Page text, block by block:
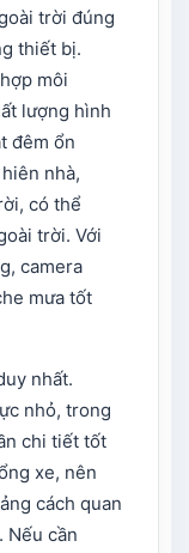
trời đúng
thiết bị.
môi
lượng hình
đêm ổn
nhà,
có thể
trời. Với
camera
mưa tốt
nhất.
nhỏ, trong
chi tiết tốt
xe, nên
cách quan
Nếu cần